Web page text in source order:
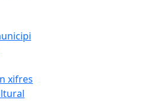
xifres